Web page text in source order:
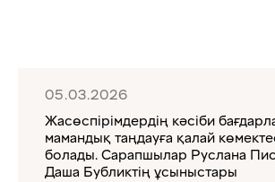
05.03.2026
Жасөспірімдердің кәсіби
мамандық таңдауға қалай
болады. Сарапшылар Руслана
Даша Бубликтің ұсыныстары